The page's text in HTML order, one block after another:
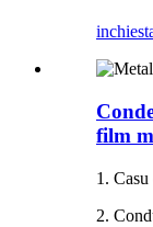
film
1.
2.